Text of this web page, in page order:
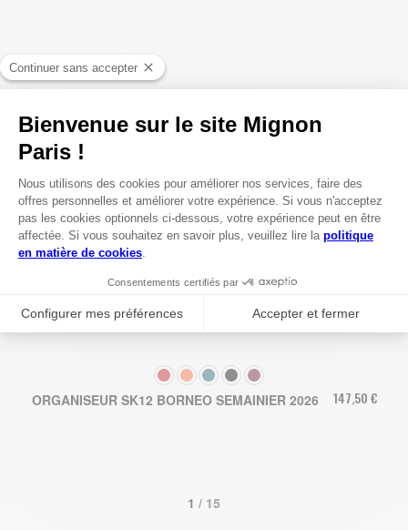
COULEUR
ORGANISEUR SK12 BORNEO SEMAINIER 2026 147,50 €
1 / 15